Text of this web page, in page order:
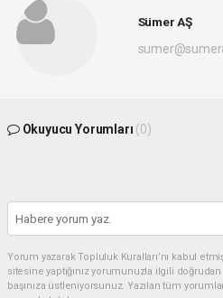
Sümer AŞ
Okuyucu Yorumları (0)
Yorum yazarak Topluluk Kuralları’nı kabul
sitesine yaptığınız yorumunuzla ilgili
başınıza üstleniyorsunuz. Yazılan tüm